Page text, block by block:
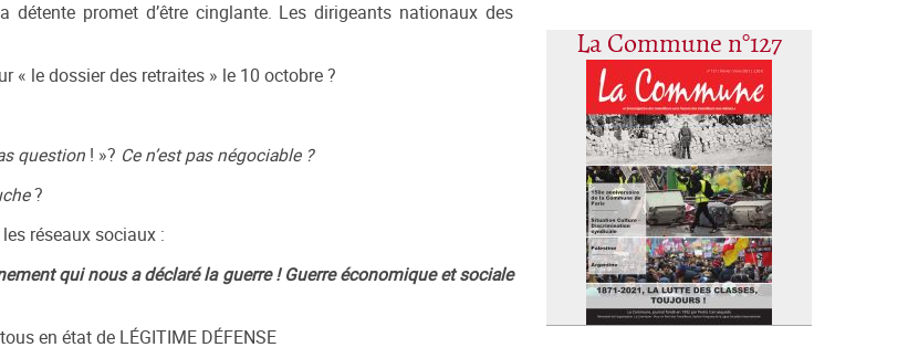
La Commune n°127
promet d’être cinglante. Les dirigeants nationaux des
« le dossier des retraites » le 10 octobre ?
question ! »? Ce n’est pas négociable ?
?
réseaux sociaux :
qui nous a déclaré la guerre !Guerre économique et sociale
en état de LÉGITIME DÉFENSE